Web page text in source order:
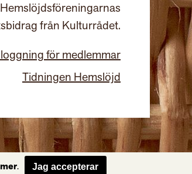
från Kulturrådet.
för medlemmar
Tidningen Hemslöjd
. Jag accepterar